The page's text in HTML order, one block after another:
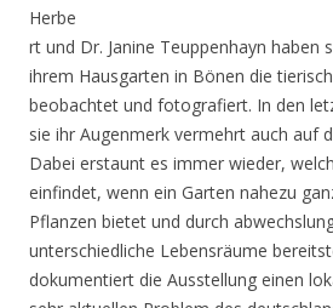
Herbe
rt und Dr. Janine Teuppenhayn haben
ihrem Hausgarten in Bönen die
beobachtet und fotografiert. In den
sie ihr Augenmerk vermehrt auch auf
Dabei erstaunt es immer wieder,
einfindet, wenn ein Garten nahezu
Pflanzen bietet und durch
unterschiedliche Lebensräume
dokumentiert die Ausstellung einen